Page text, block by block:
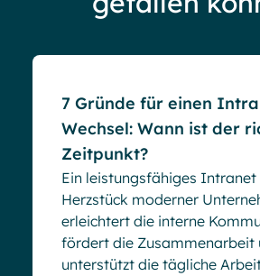
7 Gründe für einen
Wechsel: Wann ist der
Zeitpunkt?
Ein leistungsfähiges Intranet
Herzstück moderner
erleichtert die interne
fördert die Zusammenarbeit
unterstützt die tägliche